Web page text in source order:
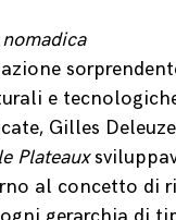
e
Gilles
Plateaux
al concetto di